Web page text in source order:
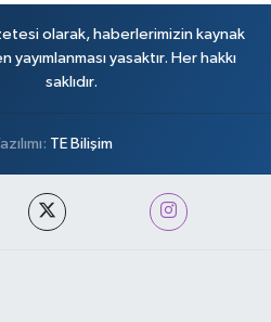
olarak, haberlerimizin kaynak
yasaktır. Her hakkı
saklıdır.
TE Bilişim